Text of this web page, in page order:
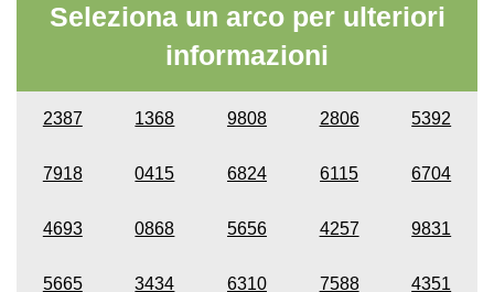
Seleziona un arco per ulteriori
informazioni
2387 1368 9808 2806 5392
7918 0415 6824 6115 6704
4693 0868 5656 4257 9831
5665 3434 6310 7588 4351